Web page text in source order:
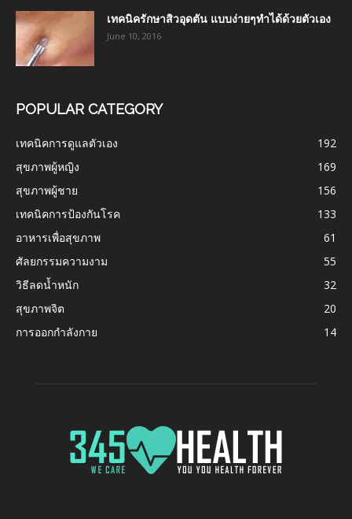
เทคนิครักษาสิวอุดตัน แบบง่ายๆทำได้ด้วยตัวเอง
June 10, 2016
POPULAR CATEGORY
เทคนิคการดูแลตัวเอง
192
สุขภาพผู้หญิง
169
สุขภาพผู้ชาย
156
เทคนิคการป้องกันโรค
133
อาหารเพื่อสุขภาพ
61
ศัลยกรรมความงาม
55
วิธีลดน้ำหนัก
32
สุขภาพจิต
20
การออกกำลังกาย
14